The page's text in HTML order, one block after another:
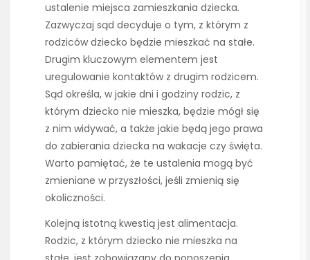
ustalenie miejsca zamieszkania dziecka.
Zazwyczaj sąd decyduje o tym, z którym z
rodziców dziecko będzie mieszkać na stałe.
Drugim kluczowym elementem jest
uregulowanie kontaktów z drugim rodzicem.
Sąd określa, w jakie dni i godziny rodzic, z
którym dziecko nie mieszka, będzie mógł się
z nim widywać, a także jakie będą jego prawa
do zabierania dziecka na wakacje czy święta.
Warto pamiętać, że te ustalenia mogą być
zmieniane w przyszłości, jeśli zmienią się
okoliczności.
Kolejną istotną kwestią jest alimentacja.
Rodzic, z którym dziecko nie mieszka na